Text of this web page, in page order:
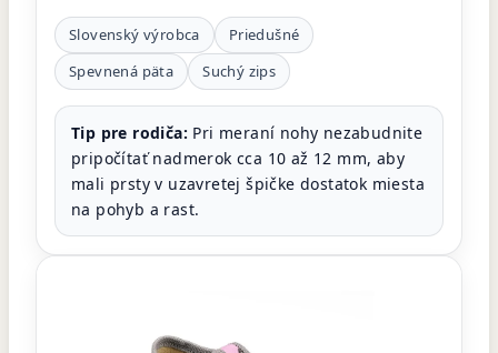
Slovenský výrobca
Priedušné
Spevnená päta
Suchý zips
Tip pre rodiča: Pri meraní nohy nezabudnite
pripočítať nadmerok cca 10 až 12 mm, aby
mali prsty v uzavretej špičke dostatok miesta
na pohyb a rast.